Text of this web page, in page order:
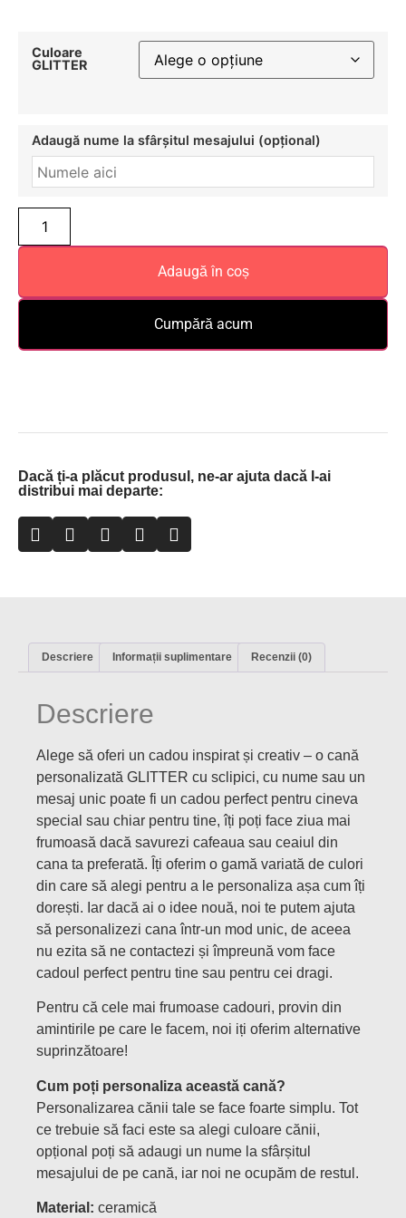
Culoare
GLITTER
Adaugă nume la sfârșitul mesajului (opțional)
Adaugă în coș
Cumpără acum
Dacă ți-a plăcut produsul, ne-ar ajuta dacă l-ai
distribui mai departe:
Descriere Informații suplimentare Recenzii (0)
Descriere
Alege să oferi un cadou inspirat și creativ – o cană
personalizată GLITTER cu sclipici, cu nume sau un
mesaj unic poate fi un cadou perfect pentru cineva
special sau chiar pentru tine, îți poți face ziua mai
frumoasă dacă savurezi cafeaua sau ceaiul din
cana ta preferată. Îți oferim o gamă variată de culori
din care să alegi pentru a le personaliza așa cum îți
dorești. Iar dacă ai o idee nouă, noi te putem ajuta
să personalizezi cana într-un mod unic, de aceea
nu ezita să ne contactezi și împreună vom face
cadoul perfect pentru tine sau pentru cei dragi.
Pentru că cele mai frumoase cadouri, provin din
amintirile pe care le facem, noi iți oferim alternative
suprinzătoare!
Cum poți personaliza această cană?
Personalizarea cănii tale se face foarte simplu. Tot
ce trebuie să faci este sa alegi culoare cănii,
opțional poți să adaugi un nume la sfârșitul
mesajului de pe cană, iar noi ne ocupăm de restul.
Material: ceramică